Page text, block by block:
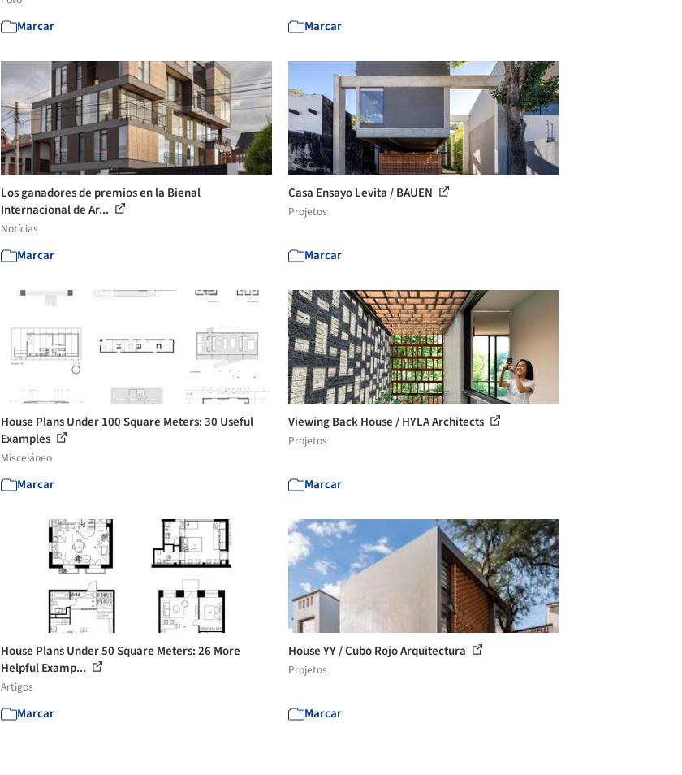
Marcar Marcar
Los ganadores de premios en la Bienal
Internacional de Ar...
Notícias
Marcar
Casa Ensayo Levita / BAUEN
Projetos
Marcar
House Plans Under 100 Square Meters: 30 Useful
Examples
Misceláneo
Marcar
Viewing Back House / HYLA Architects
Projetos
Marcar
House Plans Under 50 Square Meters: 26 More
Helpful Examp...
Artigos
Marcar
House YY / Cubo Rojo Arquitectura
Projetos
Marcar